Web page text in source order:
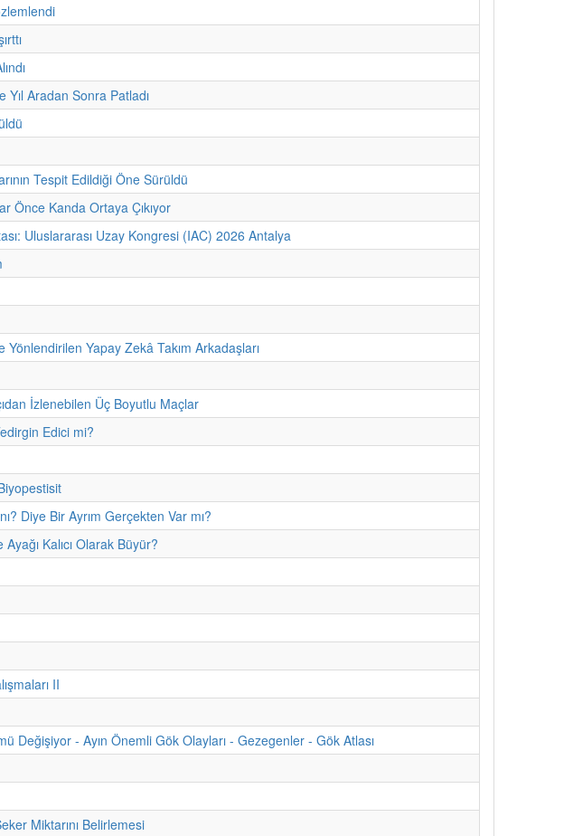
Aradan Sonra Patladı
Tespit Edildiği Öne Sürüldü
Önce Kanda Ortaya Çıkıyor
Uluslararası Uzay Kongresi (IAC) 2026 Antalya
Yapay Zekâ Takım Arkadaşları
İzlenebilen Üç Boyutlu Maçlar
Edici mi?
Diye Bir Ayrım Gerçekten Var mı?
Kalıcı Olarak Büyür?
II
Değişiyor - Ayın Önemli Gök Olayları - Gezegenler - Gök Atlası
Miktarını Belirlemesi